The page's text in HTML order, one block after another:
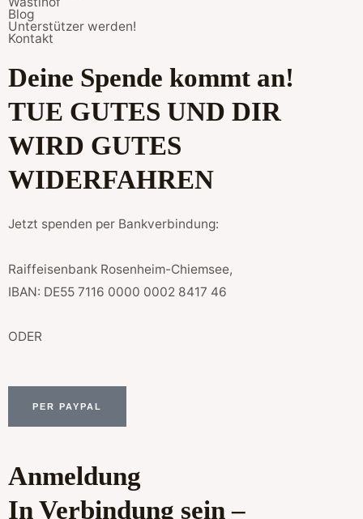
Blog
Unterstützer werden!
Kontakt
Deine Spende kommt an!
TUE GUTES UND DIR
WIRD GUTES
WIDERFAHREN
Jetzt spenden per Bankverbindung:
Raiffeisenbank Rosenheim-Chiemsee,
IBAN: DE55 7116 0000 0002 8417 46
ODER
PER PAYPAL
Anmeldung
In Verbindung sein –